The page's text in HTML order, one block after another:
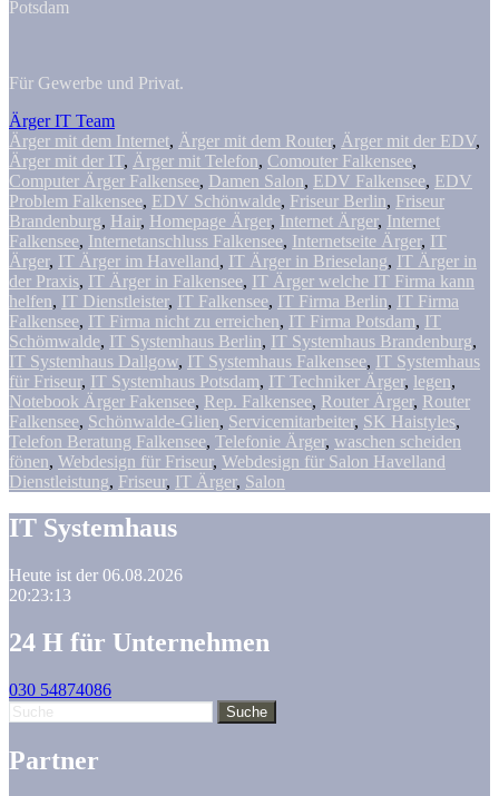
Potsdam
Für Gewerbe und Privat.
Ärger IT Team
Ärger mit dem Internet, Ärger mit dem Router, Ärger mit der EDV,
Ärger mit der IT, Ärger mit Telefon, Comouter Falkensee,
Computer Ärger Falkensee, Damen Salon, EDV Falkensee, EDV
Problem Falkensee, EDV Schönwalde, Friseur Berlin, Friseur
Brandenburg, Hair, Homepage Ärger, Internet Ärger, Internet
Falkensee, Internetanschluss Falkensee, Internetseite Ärger, IT
Ärger, IT Ärger im Havelland, IT Ärger in Brieselang, IT Ärger in
der Praxis, IT Ärger in Falkensee, IT Ärger welche IT Firma kann
helfen, IT Dienstleister, IT Falkensee, IT Firma Berlin, IT Firma
Falkensee, IT Firma nicht zu erreichen, IT Firma Potsdam, IT
Schömwalde, IT Systemhaus Berlin, IT Systemhaus Brandenburg,
IT Systemhaus Dallgow, IT Systemhaus Falkensee, IT Systemhaus
für Friseur, IT Systemhaus Potsdam, IT Techniker Ärger, legen,
Notebook Ärger Fakensee, Rep. Falkensee, Router Ärger, Router
Falkensee, Schönwalde-Glien, Servicemitarbeiter, SK Haistyles,
Telefon Beratung Falkensee, Telefonie Ärger, waschen scheiden
fönen, Webdesign für Friseur, Webdesign für Salon Havelland
Dienstleistung, Friseur, IT Ärger, Salon
IT Systemhaus
Heute ist der 06.08.2026
20:23:14
24 H für Unternehmen
030 54874086
Partner